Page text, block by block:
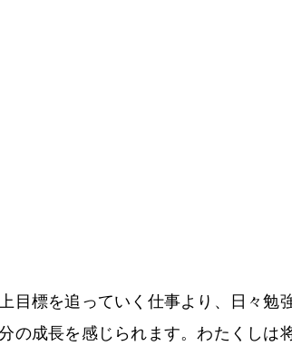
目標を追っていく仕事より、日々勉
の成長を感じられます。わたくしは